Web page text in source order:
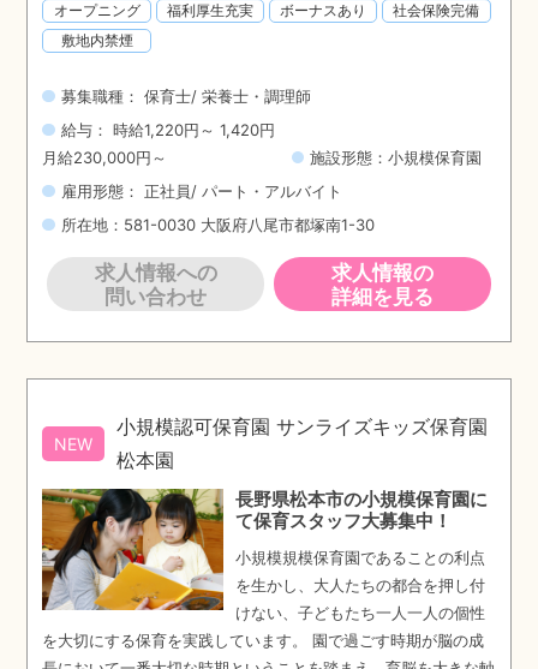
オープニング
福利厚生充実 ボーナスあり
社会保険完備
敷地内禁煙
募集職種： 保育士/ 栄養士・調理師
給与： 時給1,220円～ 1,420円
月給230,000円～
施設形態：小規模保育園
雇用形態： 正社員/ パート・アルバイト
所在地：581-0030 大阪府八尾市都塚南1-30
求人情報への
問い合わせ
求人情報の
詳細を見る
NEW
小規模認可保育園 サンライズキッズ保育園
松本園
長野県松本市の小規模保育園に
て保育スタッフ大募集中！
小規模規模保育園であることの利点
を生かし、大人たちの都合を押し付
けない、子どもたち一人一人の個性
を大切にする保育を実践しています。 園で過ごす時期が脳の成